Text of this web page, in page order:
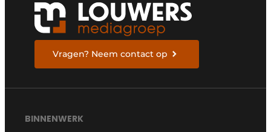
Vragen? Neem contact op
BINNENWERK